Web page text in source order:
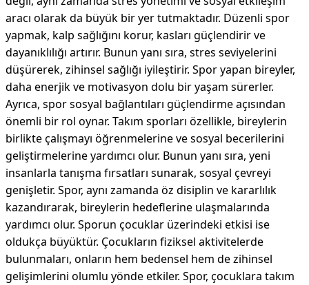
aracı olarak da büyük bir yer tutmaktadır. Düzenli spor
yapmak, kalp sağlığını korur, kasları güçlendirir ve
dayanıklılığı artırır. Bunun yanı sıra, stres seviyelerini
düşürerek, zihinsel sağlığı iyileştirir. Spor yapan bireyler,
daha enerjik ve motivasyon dolu bir yaşam sürerler.
Ayrıca, spor sosyal bağlantıları güçlendirme açısından
önemli bir rol oynar. Takım sporları özellikle, bireylerin
birlikte çalışmayı öğrenmelerine ve sosyal becerilerini
geliştirmelerine yardımcı olur. Bunun yanı sıra, yeni
insanlarla tanışma fırsatları sunarak, sosyal çevreyi
genişletir. Spor, aynı zamanda öz disiplin ve kararlılık
kazandırarak, bireylerin hedeflerine ulaşmalarında
yardımcı olur. Sporun çocuklar üzerindeki etkisi ise
oldukça büyüktür. Çocukların fiziksel aktivitelerde
bulunmaları, onların hem bedensel hem de zihinsel
gelişimlerini olumlu yönde etkiler. Spor, çocuklara takım